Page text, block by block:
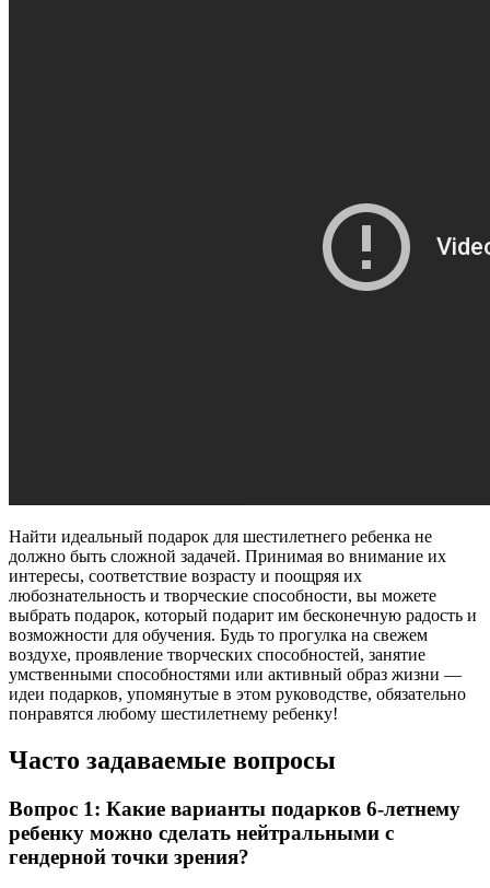
Найти идеальный подарок для шестилетнего ребенка не
должно быть сложной задачей. Принимая во внимание их
интересы, соответствие возрасту и поощряя их
любознательность и творческие способности, вы можете
выбрать подарок, который подарит им бесконечную радость и
возможности для обучения. Будь то прогулка на свежем
воздухе, проявление творческих способностей, занятие
умственными способностями или активный образ жизни —
идеи подарков, упомянутые в этом руководстве, обязательно
понравятся любому шестилетнему ребенку!
Часто задаваемые вопросы
Вопрос 1: Какие варианты подарков 6-летнему
ребенку можно сделать нейтральными с
гендерной точки зрения?